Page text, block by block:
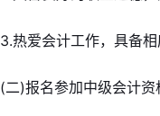
3.热爱会计工作，具备
(二)报名参加中级会计资